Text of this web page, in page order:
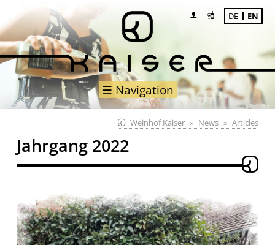
☰ Navigation
DE EN
Weinhof Kaiser News Articles
Jahrgang 2022